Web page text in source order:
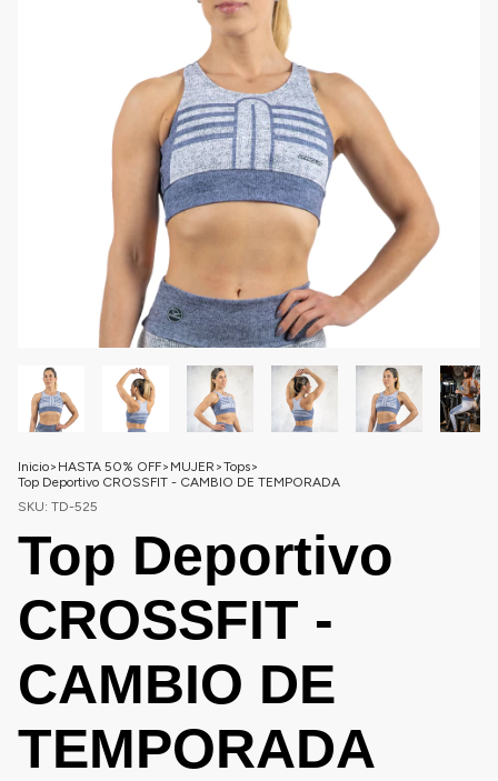
Inicio> HASTA 50% OFF> MUJER >Tops>
Top Deportivo CROSSFIT - CAMBIO DE TEMPORADA
SKU: TD-525
Top Deportivo
CROSSFIT -
CAMBIO DE
TEMPORADA